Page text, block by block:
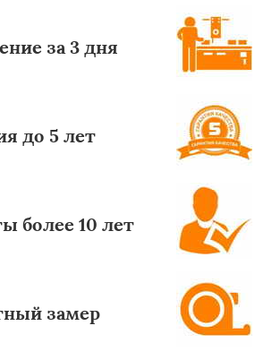
за 3 дня
до 5 лет
более 10 лет
замер